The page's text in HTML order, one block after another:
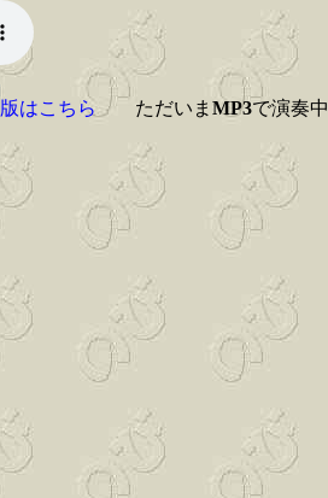
版はこちらただいま MP3で演奏中